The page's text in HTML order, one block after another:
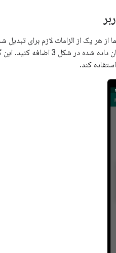
از هر یک از الزامات لازم برای
منطق را برای نمایش
کند.